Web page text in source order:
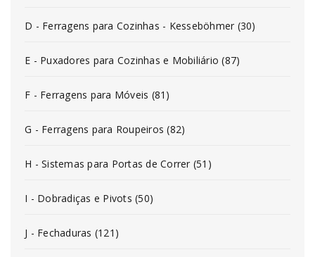
D - Ferragens para Cozinhas - Kesseböhmer (30)
E - Puxadores para Cozinhas e Mobiliário (87)
F - Ferragens para Móveis (81)
G - Ferragens para Roupeiros (82)
H - Sistemas para Portas de Correr (51)
I - Dobradiças e Pivots (50)
J - Fechaduras (121)